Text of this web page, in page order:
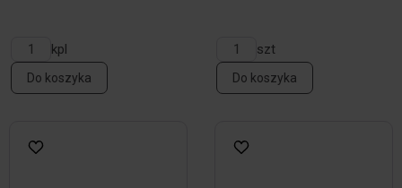
kpl
Do koszyka
szt
Do koszyka